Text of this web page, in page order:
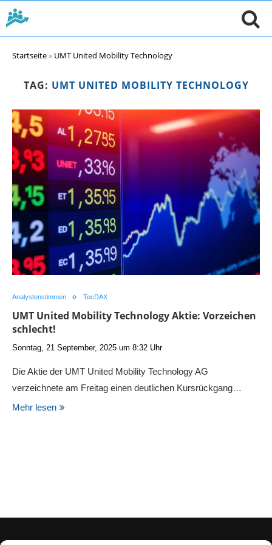
Startseite» UMT United Mobility Technology
TAG: UMT UNITED MOBILITY TECHNOLOGY
Analystenstimmen TecDAX
UMT United Mobility Technology Aktie: Vorzeichen
schlecht!
Sonntag, 21 September, 2025 um 8:32 Uhr
Die Aktie der UMT United Mobility Technology AG
verzeichnete am Freitag einen deutlichen Kursrückgang…
Mehr lesen